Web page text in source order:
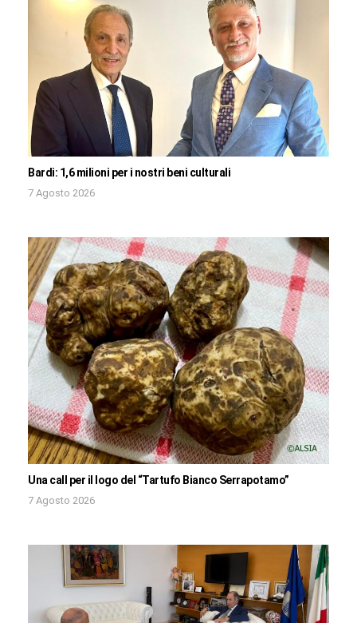
Bardi: 1,6 milioni per i nostri beni culturali
7 Agosto 2026
Una call per il logo del “Tartufo Bianco Serrapotamo”
7 Agosto 2026